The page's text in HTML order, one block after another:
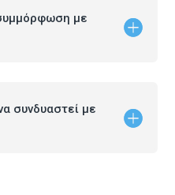
με
συνδυαστεί με